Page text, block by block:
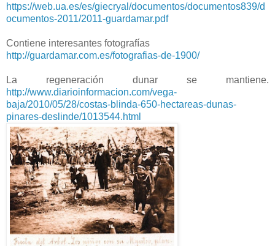
https://web.ua.es/es/giecryal/documentos/documentos839/d
ocumentos-2011/2011-guardamar.pdf
Contiene interesantes fotografías
http://guardamar.com.es/fotografias-de-1900/
La regeneración dunar se mantiene.
http://www.diarioinformacion.com/vega-
baja/2010/05/28/costas-blinda-650-hectareas-dunas-
pinares-deslinde/1013544.html